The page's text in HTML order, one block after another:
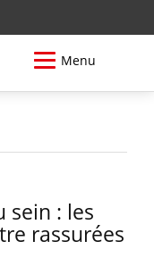
Menu
sein : les
rassurées